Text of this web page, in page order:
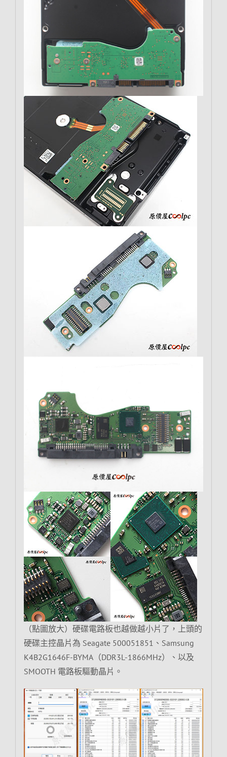
（點圖放大）硬碟電路板也越做越小片了，上頭的
硬碟主控晶片為 Seagate 500051851、Samsung
K4B2G1646F-BYMA（DDR3L-1866MHz）、以及
SMOOTH 電路板驅動晶片。